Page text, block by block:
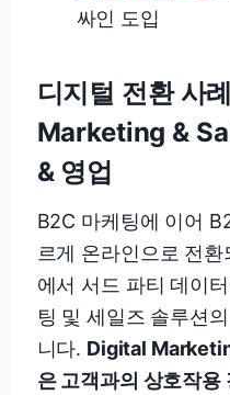
싸인 도입
디지털 전환 사
Marketing &
& 영업
B2C 마케팅에 이어
르게 온라인으로 전
에서 서드 파티 데이
팅 및 세일즈 솔루션
니다. Digital
은 고객과의 상호작